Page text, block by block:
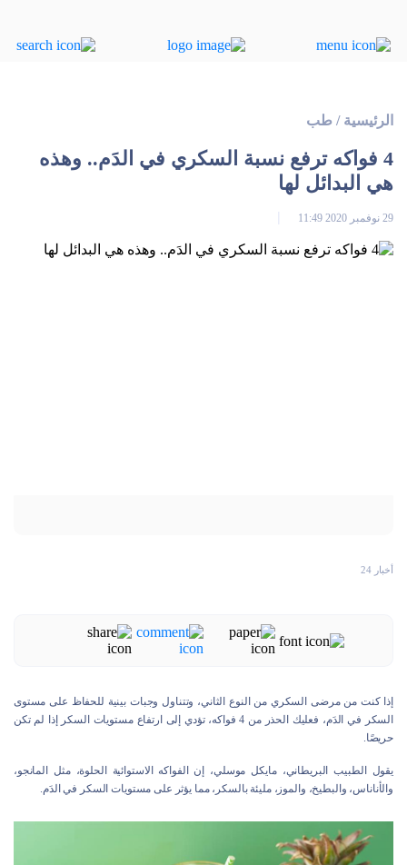
الرئيسية / طب
4 فواكه ترفع نسبة السكري في الدَم.. وهذه
هي البدائل لها
29 نوفمبر 2020 11:49
أخبار 24
إذا كنت من مرضى السكري من النوع الثاني، وتتناول وجبات بينية للحفاظ على مستوى
السكر في الدَم، فعليك الحذر من 4 فواكه، تؤدي إلى ارتفاع مستويات السكر إذا لم تكن
حريصًا.
يقول الطبيب البريطاني، مايكل موسلي، إن الفواكه الاستوائية الحلوة، مثل المانجو،
والأناناس، والبطيخ، والموز، مليئة بالسكر، مما يؤثر على مستويات السكر في الدَم.